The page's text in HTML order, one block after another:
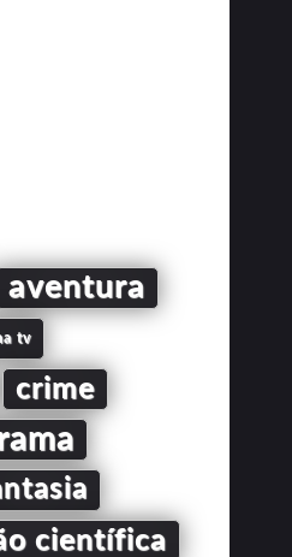
aventura
tv
crime
científica